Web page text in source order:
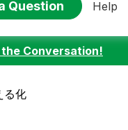
Question Help
Conversation!
る化